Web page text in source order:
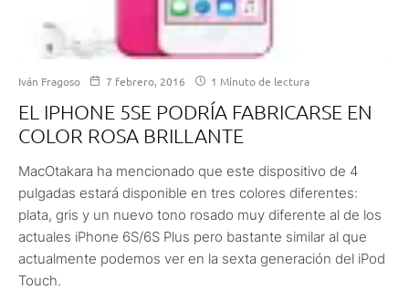
Iván Fragoso 7 febrero, 2016 1 Minuto de lectura
EL IPHONE 5SE PODRÍA FABRICARSE EN
COLOR ROSA BRILLANTE
MacOtakara ha mencionado que este dispositivo de 4
pulgadas estará disponible en tres colores diferentes:
plata, gris y un nuevo tono rosado muy diferente al de los
actuales iPhone 6S/6S Plus pero bastante similar al que
actualmente podemos ver en la sexta generación del iPod
Touch.